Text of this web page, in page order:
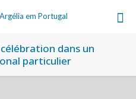
dans un
particulier